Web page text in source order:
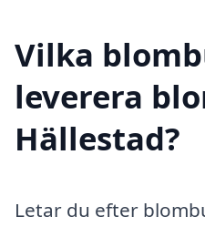
Vilka
leverera
Hällestad?
Letar du efter